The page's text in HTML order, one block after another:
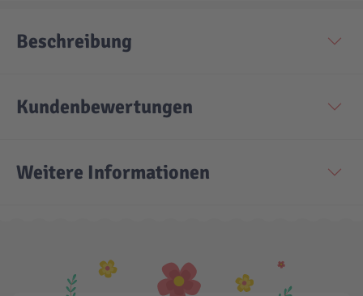
Beschreibung
Kundenbewertungen
Weitere Informationen